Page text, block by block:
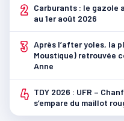
2
Carburants : le gazole
au 1er août 2026
3 Après l’after yoles, la
Moustique) retrouvée
Anne
4 TDY 2026 : UFR –
s’empare du maillot